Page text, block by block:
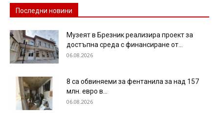
Последни новини
Музеят в Брезник реализира проект за
достъпна среда с финансиране от...
06.08.2026
8 са обвиняеми за фентанила за над 157
млн. евро в...
06.08.2026